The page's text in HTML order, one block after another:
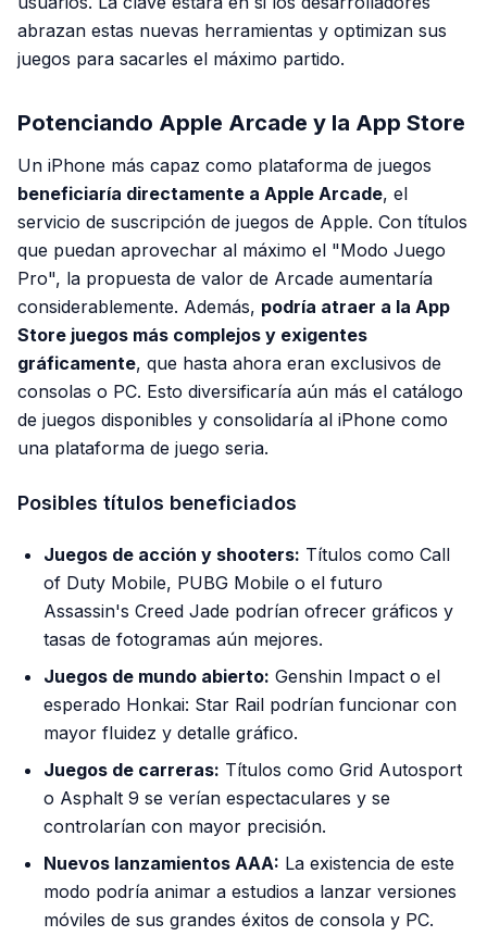
abrazan estas nuevas herramientas y optimizan sus
juegos para sacarles el máximo partido.
Potenciando Apple Arcade y la App Store
Un iPhone más capaz como plataforma de juegos
beneficiaría directamente a Apple Arcade, el
servicio de suscripción de juegos de Apple. Con títulos
que puedan aprovechar al máximo el "Modo Juego
Pro", la propuesta de valor de Arcade aumentaría
considerablemente. Además, podría atraer a la App
Store juegos más complejos y exigentes
gráficamente, que hasta ahora eran exclusivos de
consolas o PC. Esto diversificaría aún más el catálogo
de juegos disponibles y consolidaría al iPhone como
una plataforma de juego seria.
Posibles títulos beneficiados
Juegos de acción y shooters: Títulos como Call
of Duty Mobile, PUBG Mobile o el futuro
Assassin's Creed Jade podrían ofrecer gráficos y
tasas de fotogramas aún mejores.
Juegos de mundo abierto: Genshin Impact o el
esperado Honkai: Star Rail podrían funcionar con
mayor fluidez y detalle gráfico.
Juegos de carreras: Títulos como Grid Autosport
o Asphalt 9 se verían espectaculares y se
controlarían con mayor precisión.
Nuevos lanzamientos AAA: La existencia de este
modo podría animar a estudios a lanzar versiones
móviles de sus grandes éxitos de consola y PC.